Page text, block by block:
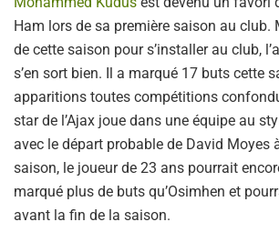
Ham lors de sa première saison au club.
de cette saison pour s’installer au club,
s’en sort bien. Il a marqué 17 buts cette
apparitions toutes compétitions
star de l’Ajax joue dans une équipe au
avec le départ probable de David Moyes
saison, le joueur de 23 ans pourrait
marqué plus de buts qu’Osimhen et
avant la fin de la saison.